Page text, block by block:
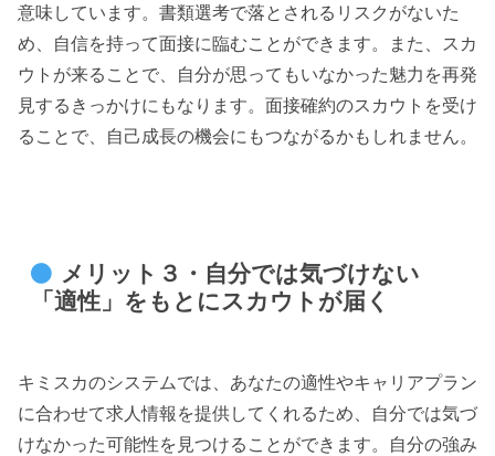
意味しています。書類選考で落とされるリスクがないた
め、自信を持って面接に臨むことができます。また、スカ
ウトが来ることで、自分が思ってもいなかった魅力を再発
見するきっかけにもなります。面接確約のスカウトを受け
ることで、自己成長の機会にもつながるかもしれません。
メリット３・自分では気づけない
「適性」をもとにスカウトが届く
キミスカのシステムでは、あなたの適性やキャリアプラン
に合わせて求人情報を提供してくれるため、自分では気づ
けなかった可能性を見つけることができます。自分の強み